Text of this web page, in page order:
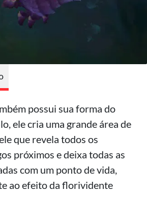
possui sua forma do
ele cria uma grande área de
que revela todos os
próximos e deixa todas as
com um ponto de vida,
ao efeito da florividente